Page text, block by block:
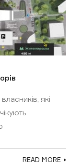
які
READ MORE